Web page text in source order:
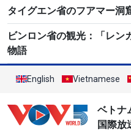
タイグエン省のフアマー
ビンロン省の観光：「レン
物語
English Vietnamese
ベトナ
国際放